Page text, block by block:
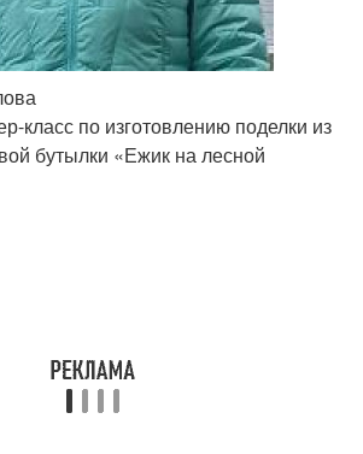
класс по изготовлению поделки из
бутылки «Ежик на лесной